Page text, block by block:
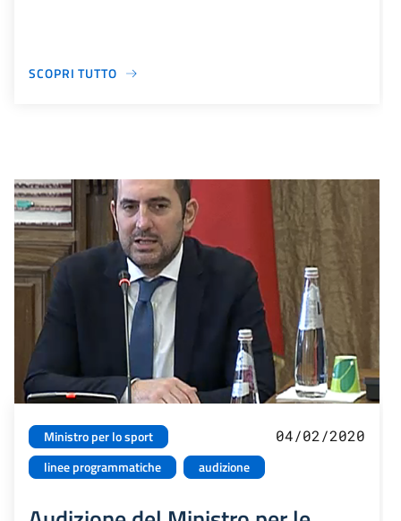
SCOPRI TUTTO
Ministro per lo sport
linee programmatiche
audizione
04/02/2020